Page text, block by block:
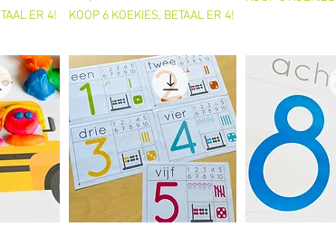
ER 4! KOOP 6 KOEKIES, BETAAL ER 4!